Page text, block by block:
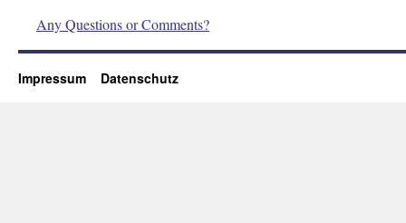
Any Questions or Comments?
Impressum Datenschutz